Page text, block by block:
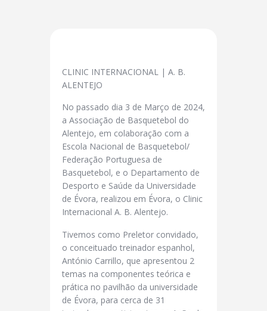
CLINIC INTERNACIONAL | A. B.
ALENTEJO
No passado dia 3 de Março de 2024,
a Associação de Basquetebol do
Alentejo, em colaboração com a
Escola Nacional de Basquetebol/
Federação Portuguesa de
Basquetebol, e o Departamento de
Desporto e Saúde da Universidade
de Évora, realizou em Évora, o Clinic
Internacional A. B. Alentejo.
Tivemos como Preletor convidado,
o conceituado treinador espanhol,
António Carrillo, que apresentou 2
temas na componentes teórica e
prática no pavilhão da universidade
de Évora, para cerca de 31